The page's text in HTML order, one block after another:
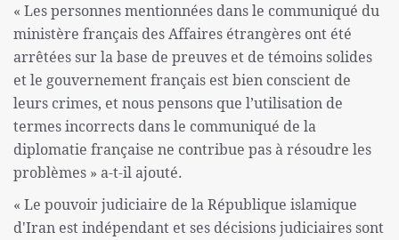
« Les personnes mentionnées dans le communiqué du
ministère français des Affaires étrangères ont été
arrêtées sur la base de preuves et de témoins solides
et le gouvernement français est bien conscient de
leurs crimes, et nous pensons que l’utilisation de
termes incorrects dans le communiqué de la
diplomatie française ne contribue pas à résoudre les
problèmes » a-t-il ajouté.
« Le pouvoir judiciaire de la République islamique
d'Iran est indépendant et ses décisions judiciaires sont